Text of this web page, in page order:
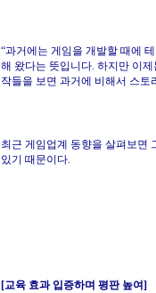
“과거에는 게임을 개발할 때에
해 왔다는 뜻입니다. 하지만 이
작들을 보면 과거에 비해서 스
최근 게임업계 동향을 살펴보면
있기 때문이다.
[교육 효과 입증하며 평판 높여]